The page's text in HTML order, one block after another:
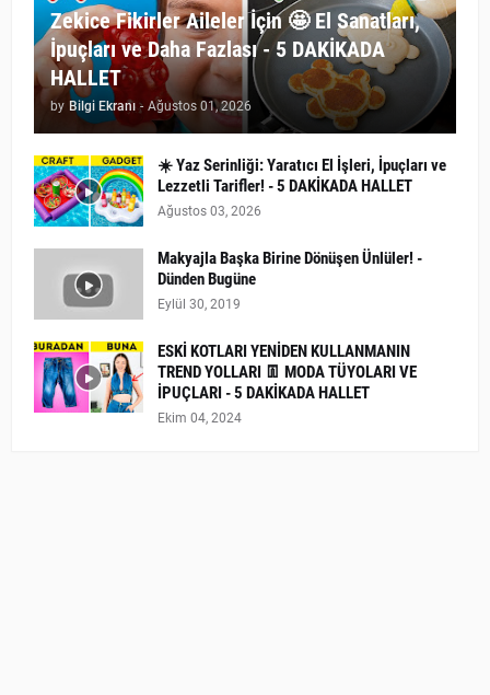
Zekice Fikirler Aileler İçin 🤩 El Sanatları,
İpuçları ve Daha Fazlası - 5 DAKİKADA
HALLET
by Bilgi Ekranı - Ağustos 01, 2026
☀️ Yaz Serinliği: Yaratıcı El İşleri, İpuçları ve
Lezzetli Tarifler! - 5 DAKİKADA HALLET
Ağustos 03, 2026
Makyajla Başka Birine Dönüşen Ünlüler! -
Dünden Bugüne
Eylül 30, 2019
ESKİ KOTLARI YENİDEN KULLANMANIN
TREND YOLLARI 👖 MODA TÜYOLARI VE
İPUÇLARI - 5 DAKİKADA HALLET
Ekim 04, 2024